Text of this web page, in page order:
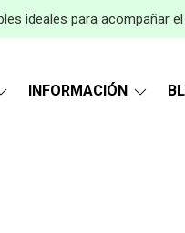
ideales para acompañar
INFORMACIÓN